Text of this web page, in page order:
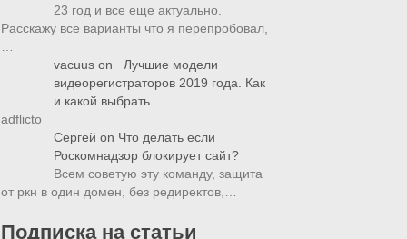
23 год и все еще актуально.
Расскажу все варианты что я перепробовал,
vacuus on
Лучшие модели
видеорегистраторов 2019 года. Как
и какой выбрать
adflicto
Сергей on Что делать если
Роскомнадзор блокирует сайт?
Всем советую эту команду, защита
от ркн в один домен, без редиректов,…
Подписка на статьи